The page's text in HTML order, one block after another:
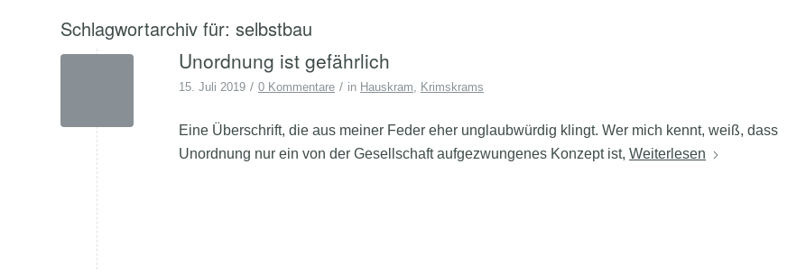
Schlagwortarchiv für: selbstbau
Unordnung ist gefährlich
15. Juli 2019 / 0 Kommentare / in Hauskram, Krimskrams
Eine Überschrift, die aus meiner Feder eher unglaubwürdig klingt. Wer mich kennt, weiß, dass
Unordnung nur ein von der Gesellschaft aufgezwungenes Konzept ist, Weiterlesen